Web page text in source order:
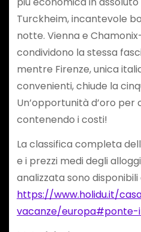
Turckheim, incantevole
notte. Vienna e
condividono la stessa
mentre Firenze, unica
convenienti, chiude la
Un’opportunità d’oro per
contenendo i costi!
La classifica completa
e i prezzi medi degli
analizzata sono disponibili
https://www.holidu.it/
vacanze/